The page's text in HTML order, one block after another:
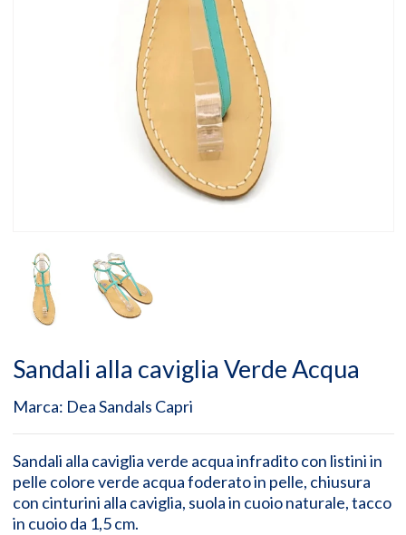
Sandali alla caviglia Verde Acqua
Marca: Dea Sandals Capri
Sandali alla caviglia verde acqua infradito con listini in
pelle colore verde acqua foderato in pelle, chiusura
con cinturini alla caviglia, suola in cuoio naturale, tacco
in cuoio da 1,5 cm.